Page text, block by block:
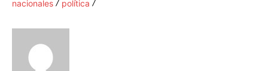
nacionales política